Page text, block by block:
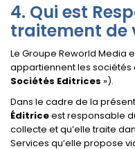
Qui est
traitement de
Le Groupe Reworld Media
appartiennent les sociétés
Sociétés Editrices »).
Dans le cadre de la
Éditriceest responsable
collecte et qu’elle traite
Services qu’elle propose